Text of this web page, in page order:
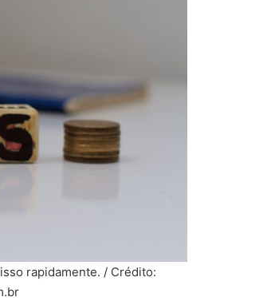
rapidamente. / Crédito: